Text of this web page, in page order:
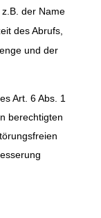
der Name
des Abrufs,
und der
Art. 6 Abs. 1
berechtigten